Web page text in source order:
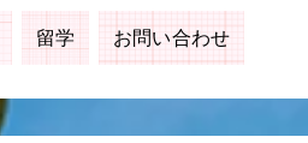
留学 お問い合わせ